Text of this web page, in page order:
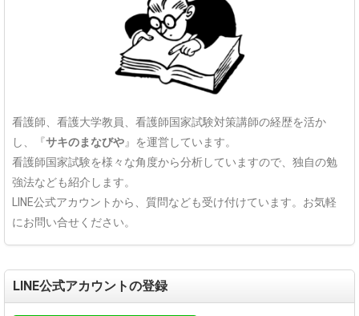
看護師、看護大学教員、看護師国家試験対策講師の経歴を活か
し、『サキのまなびや 』を運営しています。
看護師国家試験を様々な角度から分析していますので、独自の勉
強法なども紹介します。
LINE公式アカウントから、質問なども受け付けています。お気軽
にお問い合せください。
LINE公式アカウントの登録